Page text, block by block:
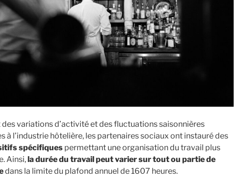
des variations d’activité et des fluctuations saisonnières
à l’industrie hôtelière, les partenaires sociaux ont instauré des
spécifiques permettant une organisation du travail plus
Ainsi,la durée du travail peut varier sur tout ou partie de
dans la limite du plafond annuel de 1607 heures.